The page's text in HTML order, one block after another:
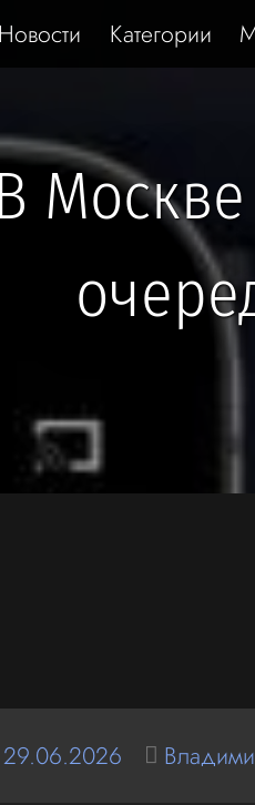
Новости Категории
29.06.2026